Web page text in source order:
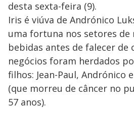
desta sexta-feira (9).
Iris é viúva de Andrónico
uma fortuna nos setores de
bebidas antes de falecer de
negócios foram herdados
filhos: Jean-Paul, Andrónico
(que morreu de câncer no
57 anos).